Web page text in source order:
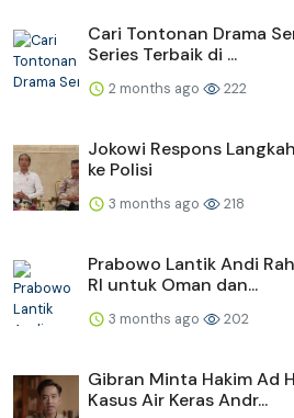
Cari Tontonan Drama
Series Terbaik di ...
2 months ago 222
Jokowi Respons
ke Polisi
3 months ago 218
Prabowo Lantik Andi
RI untuk Oman dan...
3 months ago 202
Gibran Minta Hakim Ad
Kasus Air Keras Andr...